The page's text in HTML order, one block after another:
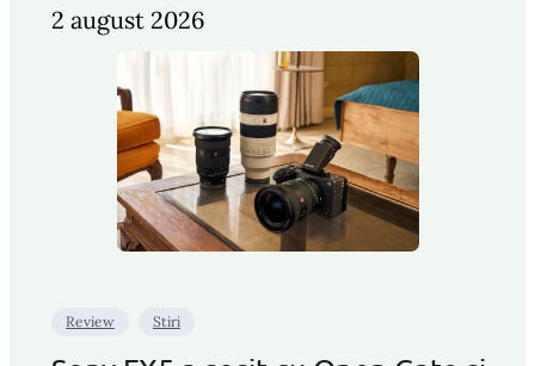
2 august 2026
Review Stiri